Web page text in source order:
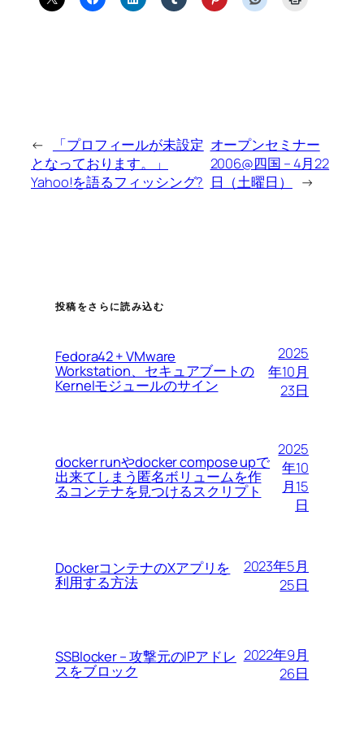
←
「プロフィールが未設定
となっております。」
Yahoo!を語るフィッシング?
オープンセミナー
2006@四国 – 4月22
日（土曜日）
→
投稿をさらに読み込む
Fedora42 + VMware
Workstation、セキュアブートの
Kernelモジュールのサイン
2025
年10月
23日
docker runやdocker compose upで
出来てしまう匿名ボリュームを作
るコンテナを見つけるスクリプト
2025
年10
月15
日
DockerコンテナのXアプリを
利用する方法
2023年5月
25日
SSBlocker – 攻撃元のIPアドレ
スをブロック
2022年9月
26日